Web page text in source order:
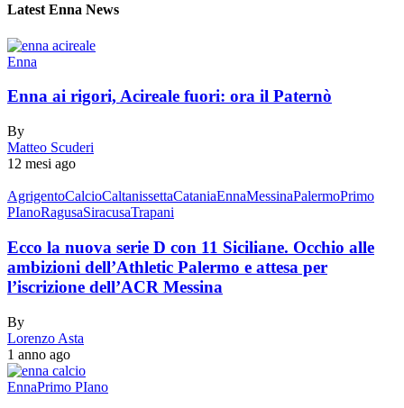
Latest Enna News
Enna
Enna ai rigori, Acireale fuori: ora il Paternò
By
Matteo Scuderi
12 mesi ago
AgrigentoCalcioCaltanissettaCataniaEnnaMessinaPalermoPrimo
PIanoRagusaSiracusaTrapani
Ecco la nuova serie D con 11 Siciliane. Occhio alle
ambizioni dell’Athletic Palermo e attesa per
l’iscrizione dell’ACR Messina
By
Lorenzo Asta
1 anno ago
EnnaPrimo PIano